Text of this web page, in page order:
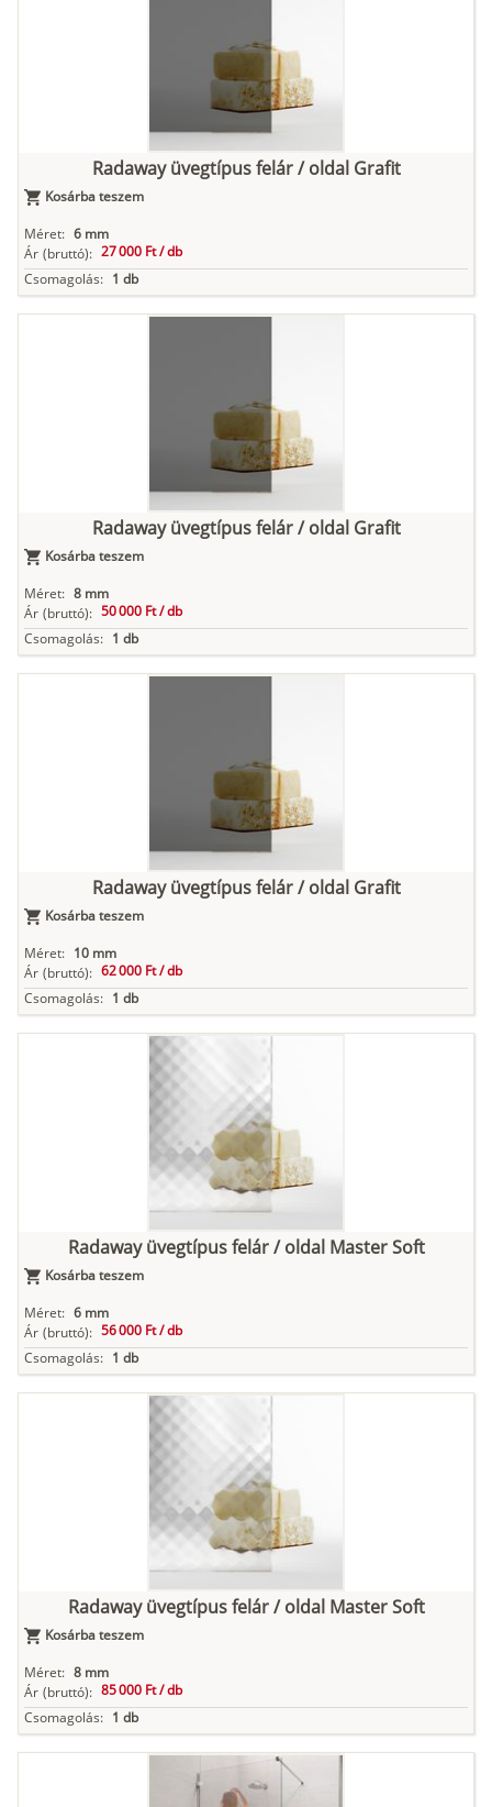
Radaway üvegtípus felár / oldal Grafit
Kosárba teszem
Méret: 6 mm
Ár (bruttó): 27 000 Ft /db
Csomagolás: 1 db
Radaway üvegtípus felár / oldal Grafit
Kosárba teszem
Méret: 8 mm
Ár (bruttó): 50 000 Ft /db
Csomagolás: 1 db
Radaway üvegtípus felár / oldal Grafit
Kosárba teszem
Méret: 10 mm
Ár (bruttó): 62 000 Ft /db
Csomagolás: 1 db
Radaway üvegtípus felár / oldal Master Soft
Kosárba teszem
Méret: 6 mm
Ár (bruttó): 56 000 Ft /db
Csomagolás: 1 db
Radaway üvegtípus felár / oldal Master Soft
Kosárba teszem
Méret: 8 mm
Ár (bruttó): 85 000 Ft /db
Csomagolás: 1 db